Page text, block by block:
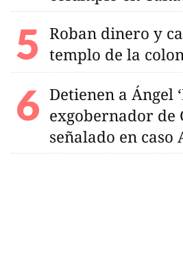
Roban dinero y
templo de la
Detienen a Ángel
exgobernador de
señalado en caso